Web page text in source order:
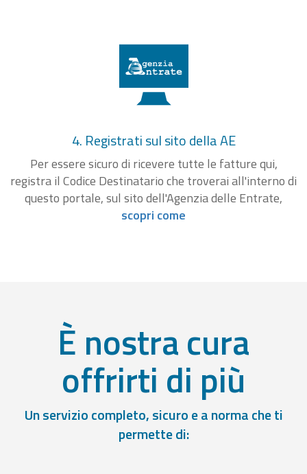
4. Registrati sul sito della AE
Per essere sicuro di ricevere tutte le fatture qui,
registra il Codice Destinatario che troverai all'interno di
questo portale, sul sito dell'Agenzia delle Entrate,
scopri come
È nostra cura
offrirti di più
Un servizio completo, sicuro e a norma che ti
permette di: